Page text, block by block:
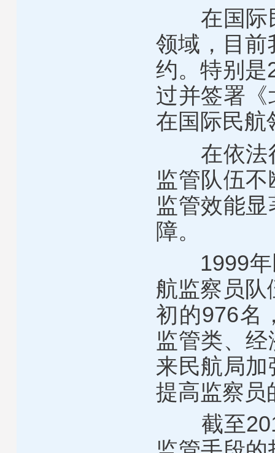
在国际
领域，目前
约。特别是
过并签署
在国际民航
在依法
监管队伍
监管效能
障。
1999
航监察员队
初的976名
监管类、
来民航局
提高监察员
截至